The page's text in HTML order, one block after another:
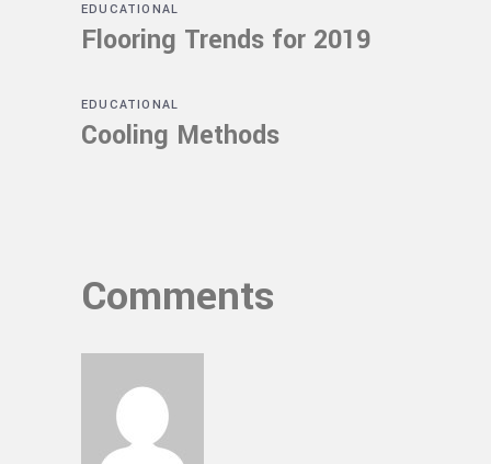
EDUCATIONAL
Flooring Trends for 2019
EDUCATIONAL
Cooling Methods
Comments